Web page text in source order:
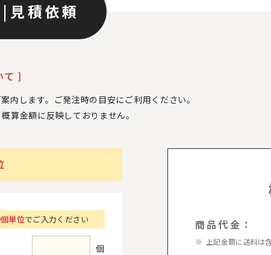
| 見積依頼
て ]
内します。ご発注時の目安にご利用ください。
概算金額に反映しておりません。
単位でご入力ください
個
商品代金：
上記金額に送料は